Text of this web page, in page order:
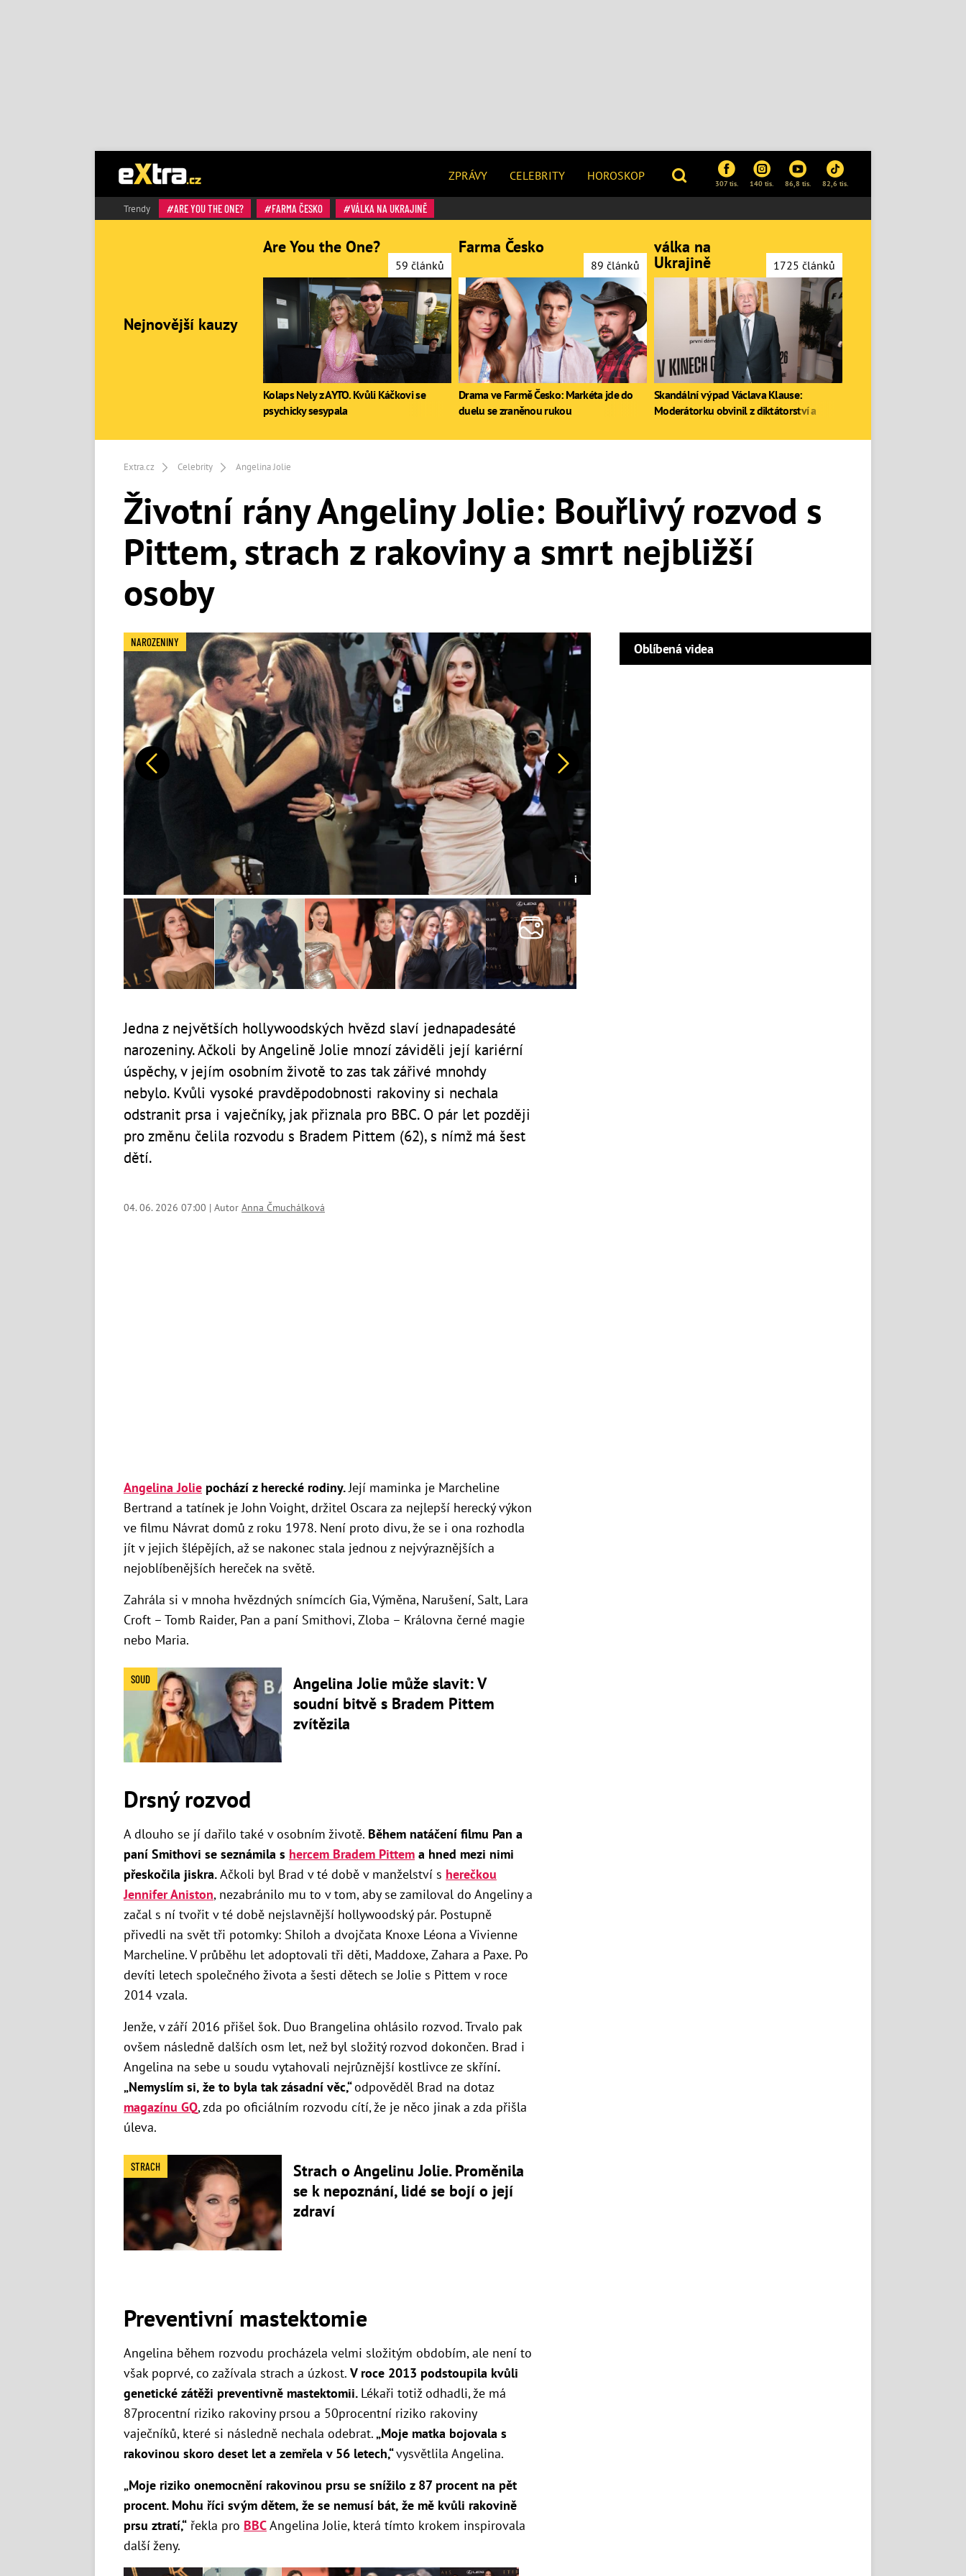
ZPRÁVY CELEBRITY HOROSKOP
307 tis. 140 tis. 86,8 tis. 82,6 tis.
Trendy ARE YOU THE ONE? FARMA ČESKO VÁLKA NA UKRAJINĚ
Extra.cz Celebrity Angelina Jolie
Životní rány Angeliny Jolie: Bouřlivý rozvod s
Pittem, strach z rakoviny a smrt nejbližší
osoby
Předchozí Další
NAROZENINY
Jedna z největších hollywoodských hvězd slaví jednapadesáté
narozeniny. Ačkoli by Angelině Jolie mnozí záviděli její kariérní
úspěchy, v jejím osobním životě to zas tak zářivé mnohdy
nebylo. Kvůli vysoké pravděpodobnosti rakoviny si nechala
odstranit prsa i vaječníky, jak přiznala pro BBC. O pár let později
pro změnu čelila rozvodu s Bradem Pittem (62), s nímž má šest
dětí.
04. 06. 2026 07:00 | Autor Anna Čmuchálková
Angelina Jolie pochází z herecké rodiny.Její maminka je Marcheline
Bertrand a tatínek je John Voight, držitel Oscara za nejlepší herecký výkon
ve filmu Návrat domů z roku 1978. Není proto divu, že se i ona rozhodla
jít v jejich šlépějích, až se nakonec stala jednou z nejvýraznějších a
nejoblíbenějších hereček na světě.
Zahrála si v mnoha hvězdných snímcích Gia, Výměna, Narušení, Salt, Lara
Croft – Tomb Raider, Pan a paní Smithovi, Zloba – Královna černé magie
nebo Maria.
SOUD
Angelina Jolie může slavit: V
soudní bitvě s Bradem Pittem
zvítězila
Drsný rozvod
A dlouho se jí dařilo také v osobním životě. Během natáčení filmu Pan a
paní Smithovi se seznámila s hercem Bradem Pittem a hned mezi nimi
přeskočila jiskra.Ačkoli byl Brad v té době v manželství s herečkou
Jennifer Aniston, nezabránilo mu to v tom, aby se zamiloval do Angeliny a
začal s ní tvořit v té době nejslavnější hollywoodský pár. Postupně
přivedli na svět tři potomky: Shiloh a dvojčata Knoxe Léona a Vivienne
Marcheline. V průběhu let adoptovali tři děti, Maddoxe, Zahara a Paxe. Po
devíti letech společného života a šesti dětech se Jolie s Pittem v roce
2014 vzala.
Jenže, v září 2016 přišel šok. Duo Brangelina ohlásilo rozvod. Trvalo pak
ovšem následně dalších osm let, než byl složitý rozvod dokončen. Brad i
Angelina na sebe u soudu vytahovali nejrůznější kostlivce ze skříní.
„Nemyslím si, že to byla tak zásadní věc,“odpověděl Brad na dotaz
magazínu GQ, zda po oficiálním rozvodu cítí, že je něco jinak a zda přišla
úleva.
STRACH
Strach o Angelinu Jolie. Proměnila
se k nepoznání, lidé se bojí o její
zdraví
Preventivní mastektomie
Angelina během rozvodu procházela velmi složitým obdobím, ale není to
však poprvé, co zažívala strach a úzkost. V roce 2013 podstoupila kvůli
genetické zátěži preventivně mastektomii. Lékaři totiž odhadli, že má
87procentní riziko rakoviny prsou a 50procentní riziko rakoviny
vaječníků, které si následně nechala odebrat.„Moje matka bojovala s
rakovinou skoro deset let a zemřela v 56 letech,“vysvětlila Angelina.
„Moje riziko onemocnění rakovinou prsu se snížilo z 87 procent na pět
procent. Mohu říci svým dětem, že se nemusí bát, že mě kvůli rakovině
prsu ztratí,“ řekla pro BBCAngelina Jolie, která tímto krokem inspirovala
další ženy.
Oblíbená videa
Nejnovější kauzy
Are You the One?
59 článků
Kolaps Nely z AYTO. Kvůli Káčkovi se
psychicky sesypala
Farma Česko
89 článků
Drama ve Farmě Česko: Markéta jde do
duelu se zraněnou rukou
válka na
Ukrajině 1725 článků
Skandální výpad Václava Klause:
Moderátorku obvinil z diktátorství a